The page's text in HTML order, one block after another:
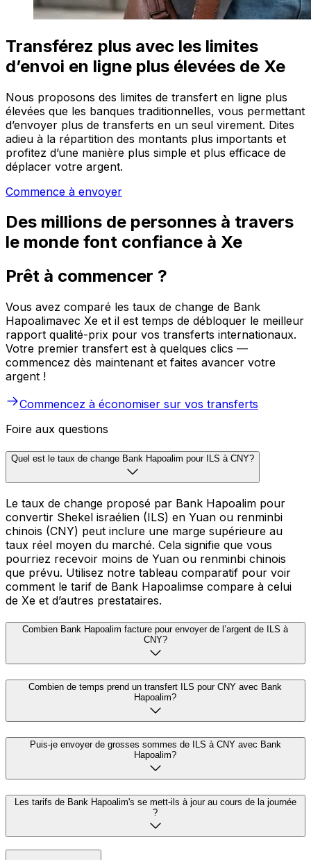
Transférez plus avec les limites
d’envoi en ligne plus élevées de Xe
Nous proposons des limites de transfert en ligne plus
élevées que les banques traditionnelles, vous permettant
d’envoyer plus de transferts en un seul virement. Dites
adieu à la répartition des montants plus importants et
profitez d’une manière plus simple et plus efficace de
déplacer votre argent.
Commence à envoyer
Des millions de personnes à travers
le monde font confiance à Xe
Prêt à commencer ?
Vous avez comparé les taux de change de Bank
Hapoalimavec Xe et il est temps de débloquer le meilleur
rapport qualité-prix pour vos transferts internationaux.
Votre premier transfert est à quelques clics —
commencez dès maintenant et faites avancer votre
argent !
Commencez à économiser sur vos transferts
Foire aux questions
Quel est le taux de change Bank Hapoalim pour ILS à CNY?
Le taux de change proposé par Bank Hapoalim pour
convertir Shekel israélien (ILS) en Yuan ou renminbi
chinois (CNY) peut inclure une marge supérieure au
taux réel moyen du marché. Cela signifie que vous
pourriez recevoir moins de Yuan ou renminbi chinois
que prévu. Utilisez notre tableau comparatif pour voir
comment le tarif de Bank Hapoalimse compare à celui
de Xe et d’autres prestataires.
Combien Bank Hapoalim facture pour envoyer de l’argent de ILS à
CNY?
Combien de temps prend un transfert ILS pour CNY avec Bank
Hapoalim?
Puis-je envoyer de grosses sommes de ILS à CNY avec Bank
Hapoalim?
Les tarifs de Bank Hapoalim's se mett-ils à jour au cours de la journée
?